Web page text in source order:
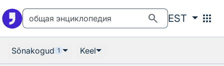
search EST apps
Sõnakogud 1 Keel